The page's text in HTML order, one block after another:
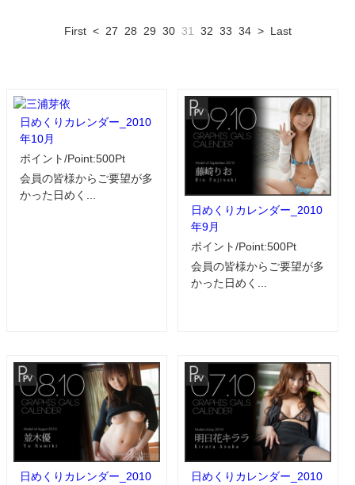
First < 27 28 29 30 31 32 33 34 > Last
日めくりカレンダー_2010
年10月
ポイント/Point:500Pt
会員の皆様からご要望が多
かった日めく...
日めくりカレンダー_2010
年9月
ポイント/Point:500Pt
会員の皆様からご要望が多
かった日めく...
日めくりカレンダー_2010
日めくりカレンダー_2010